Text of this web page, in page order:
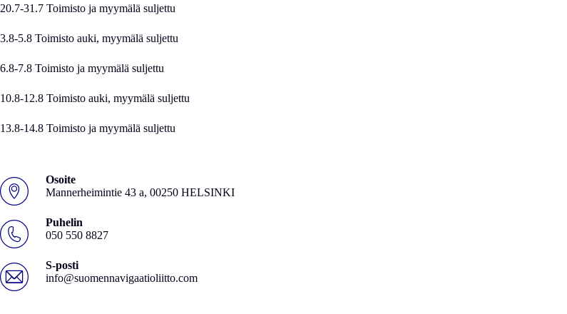
20.7-31.7 Toimisto ja myymälä suljettu
3.8-5.8 Toimisto auki, myymälä suljettu
6.8-7.8 Toimisto ja myymälä suljettu
10.8-12.8 Toimisto auki, myymälä suljettu
13.8-14.8 Toimisto ja myymälä suljettu
Osoite
Mannerheimintie 43 a, 00250 HELSINKI
Puhelin
050 550 8827
S-posti
info@suomennavigaatioliitto.com